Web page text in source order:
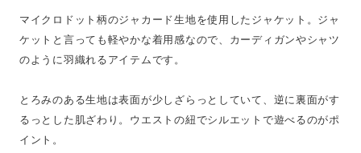
マイクロドット柄のジャカード生地を使用したジャケット。ジャ
ケットと言っても軽やかな着用感なので、カーディガンやシャツ
のように羽織れるアイテムです。
とろみのある生地は表面が少しざらっとしていて、逆に裏面がす
るっとした肌ざわり。ウエストの紐でシルエットで遊べるのがポ
イント。